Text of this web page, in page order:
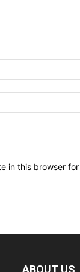
in this browser
ABOUT US